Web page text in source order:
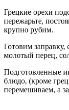
Грецкие орехи
пережарьте,
крупно рубим.
Готовим
молотый перец,
Подготовленные
блюдо, (кроме
перемешиваем, а